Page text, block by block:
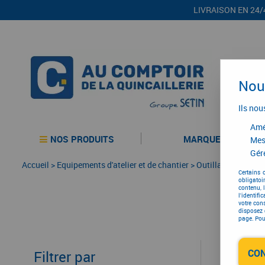
LIVRAISON EN 24/
NOS PRODUITS MARQUES
Accueil > Equipements d'atelier et de chantier >Outillage
Filtrer par
Ils
Certains
contenu,
votre
disposez
page.